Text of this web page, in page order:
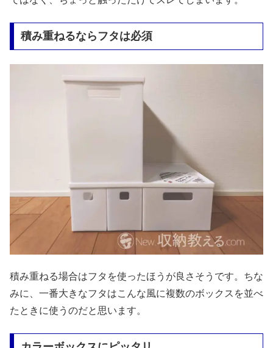
積み重ねるならフタは必須
積み重ねる場合はフタを使ったほうが良さそうです。ちな
みに、一番大きなフタはこんな風に複数のボックスを並べ
たときに使うのだと思います。